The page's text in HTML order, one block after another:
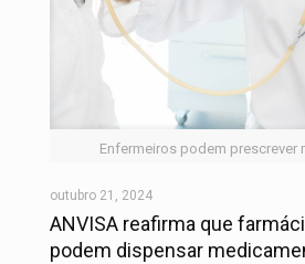
Enfermeiros podem prescrever
outubro 21, 2024
ANVISA reafirma que
podem dispensar